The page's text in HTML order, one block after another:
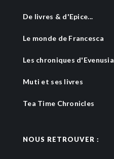
De livres & d'Epice...
Le monde de Francesca
Les chroniques d'Evenusia
Muti et ses livres
Tea Time Chronicles
NOUS RETROUVER :